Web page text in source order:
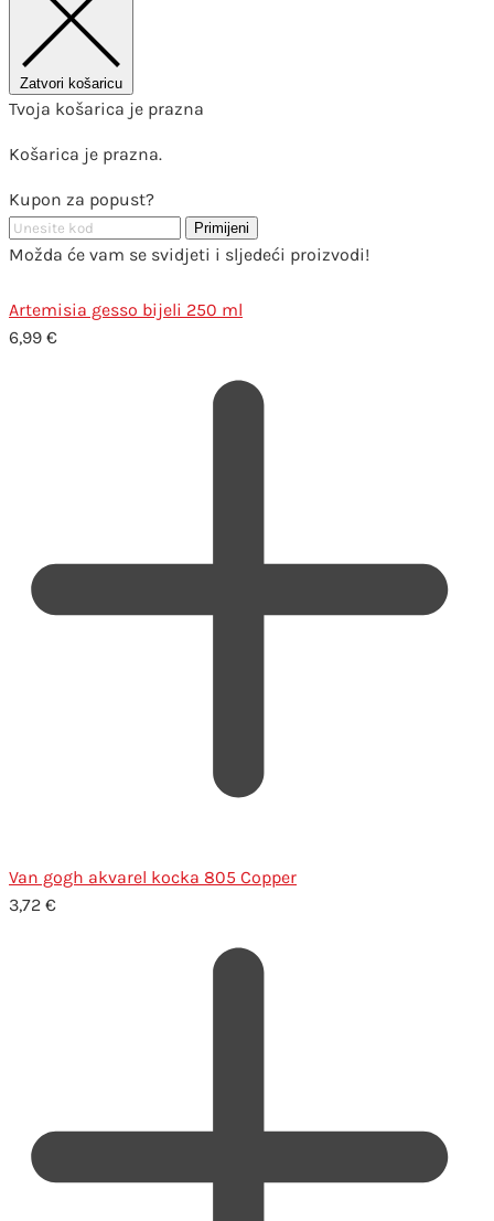
Zatvori košaricu
Tvoja košarica je prazna
Košarica je prazna.
Kupon za popust?
Primijeni
Možda će vam se svidjeti i sljedeći proizvodi!
Artemisia gesso bijeli 250 ml
6,99 €
Van gogh akvarel kocka 805 Copper
3,72 €